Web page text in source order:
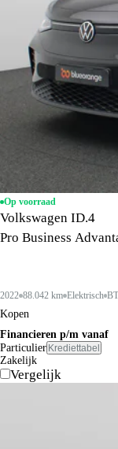
Op voorraad
Volkswagen ID.4
Pro Business
2022 88.042 km Elektrisch
Kopen
Financieren p/m vanaf
Particulier Krediettabel
Zakelijk
Vergelijk